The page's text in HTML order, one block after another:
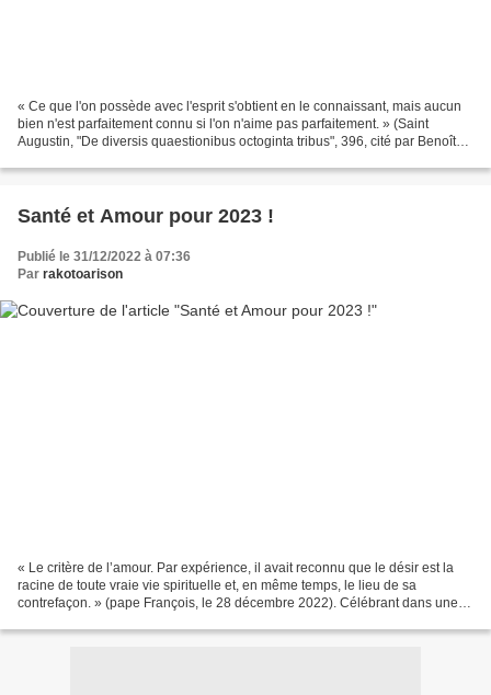
« Ce que l'on possède avec l'esprit s'obtient en le connaissant, mais aucun
bien n'est parfaitement connu si l'on n'aime pas parfaitement. » (Saint
Augustin, "De diversis quaestionibus octoginta tribus", 396, cité par Benoît
Santé et Amour pour 2023 !
Publié le 31/12/2022 à 07:36
Par rakotoarison
« Le critère de l’amour. Par expérience, il avait reconnu que le désir est la
racine de toute vraie vie spirituelle et, en même temps, le lieu de sa
contrefaçon. » (pape François, le 28 décembre 2022). Célébrant dans une